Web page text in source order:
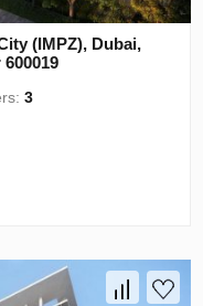
(IMPZ), Dubai,
3